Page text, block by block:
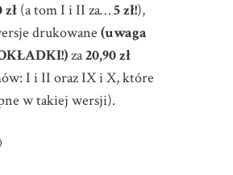
zł (a tom I i II za…5 zł!),
drukowane (uwaga
za20,90 zł
I i II oraz IX i X, które
w takiej wersji).